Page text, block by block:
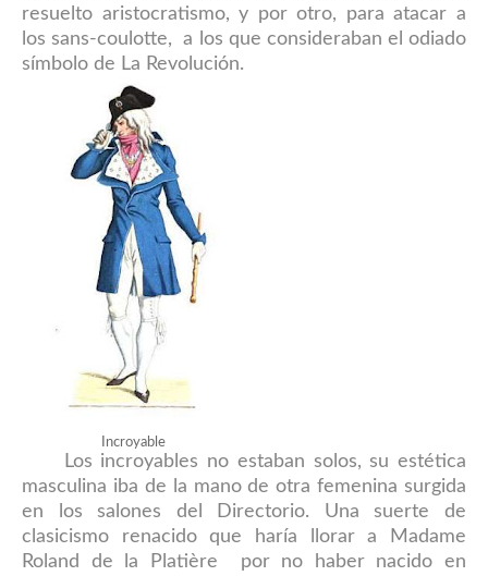
resuelto aristocratismo, y por otro, para atacar a
los sans-coulotte, a los que consideraban el odiado
símbolo de La Revolución.
Incroyable
Los incroyables no estaban solos, su estética
masculina iba de la mano de otra femenina surgida
en los salones del Directorio. Una suerte de
clasicismo renacido que haría llorar a Madame
Roland de la Platière por no haber nacido en